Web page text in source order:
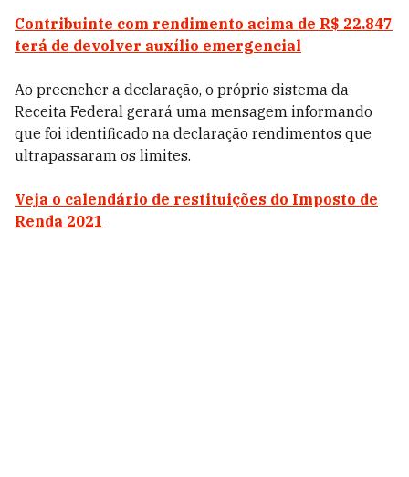
Contribuinte com rendimento acima de R$ 22.847
terá de devolver auxílio emergencial
Ao preencher a declaração, o próprio sistema da
Receita Federal gerará uma mensagem informando
que foi identificado na declaração rendimentos que
ultrapassaram os limites.
Veja o calendário de restituições do Imposto de
Renda 2021